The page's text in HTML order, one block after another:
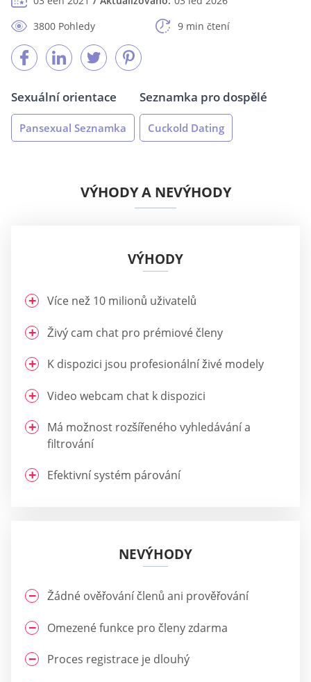
3800 Pohledy
9 min čtení
Sexuální orientace
Pansexual Seznamka
Seznamka pro dospělé
Cuckold Dating
VÝHODY A NEVÝHODY
VÝHODY
Více než 10 milionů uživatelů
Živý cam chat pro prémiové členy
K dispozici jsou profesionální živé modely
Video webcam chat k dispozici
Má možnost rozšířeného vyhledávání a
filtrování
Efektivní systém párování
NEVÝHODY
Žádné ověřování členů ani prověřování
Omezené funkce pro členy zdarma
Proces registrace je dlouhý